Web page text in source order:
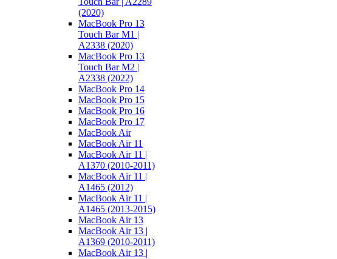
(2020)
MacBook Pro 13
Touch Bar M1 |
A2338 (2020)
MacBook Pro 13
Touch Bar M2 |
A2338 (2022)
MacBook Pro 14
MacBook Pro 15
MacBook Pro 16
MacBook Pro 17
MacBook Air
MacBook Air 11
MacBook Air 11 |
A1370 (2010-2011)
MacBook Air 11 |
A1465 (2012)
MacBook Air 11 |
A1465 (2013-2015)
MacBook Air 13
MacBook Air 13 |
A1369 (2010-2011)
MacBook Air 13 |